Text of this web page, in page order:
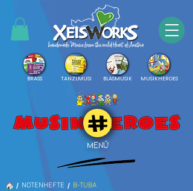
BRASS TANZLMUSI BLASMUSIK MUSIKHEROES
MENÜ
/ NOTENHEFTE / B-TUBA